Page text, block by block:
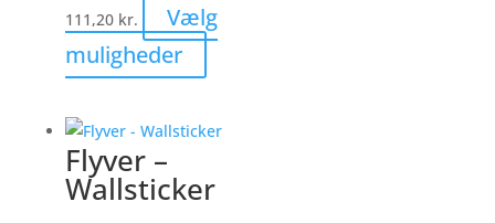
111,20 kr.
Vælg
muligheder
vare
flere
Mulighederne
Flyver –
Wallsticker